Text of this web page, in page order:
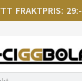
FRAKTPRIS: 29:-